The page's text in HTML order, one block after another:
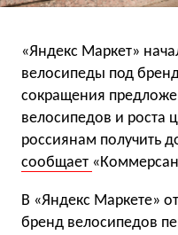
«Яндекс Маркет»
велосипеды под
сокращения
велосипедов и роста
россиянам получить
сообщает
В «Яндекс Маркете»
бренд велосипедов